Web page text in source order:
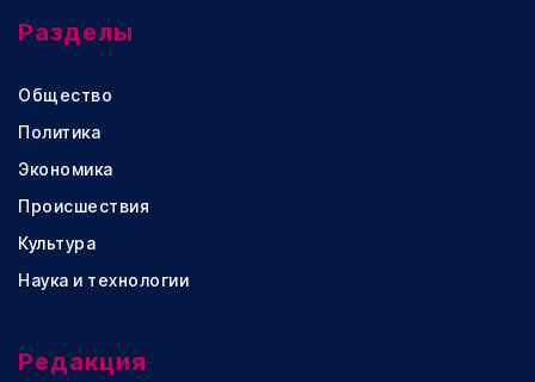
Разделы
Общество
Политика
Экономика
Происшествия
Культура
Наука и технологии
Редакция